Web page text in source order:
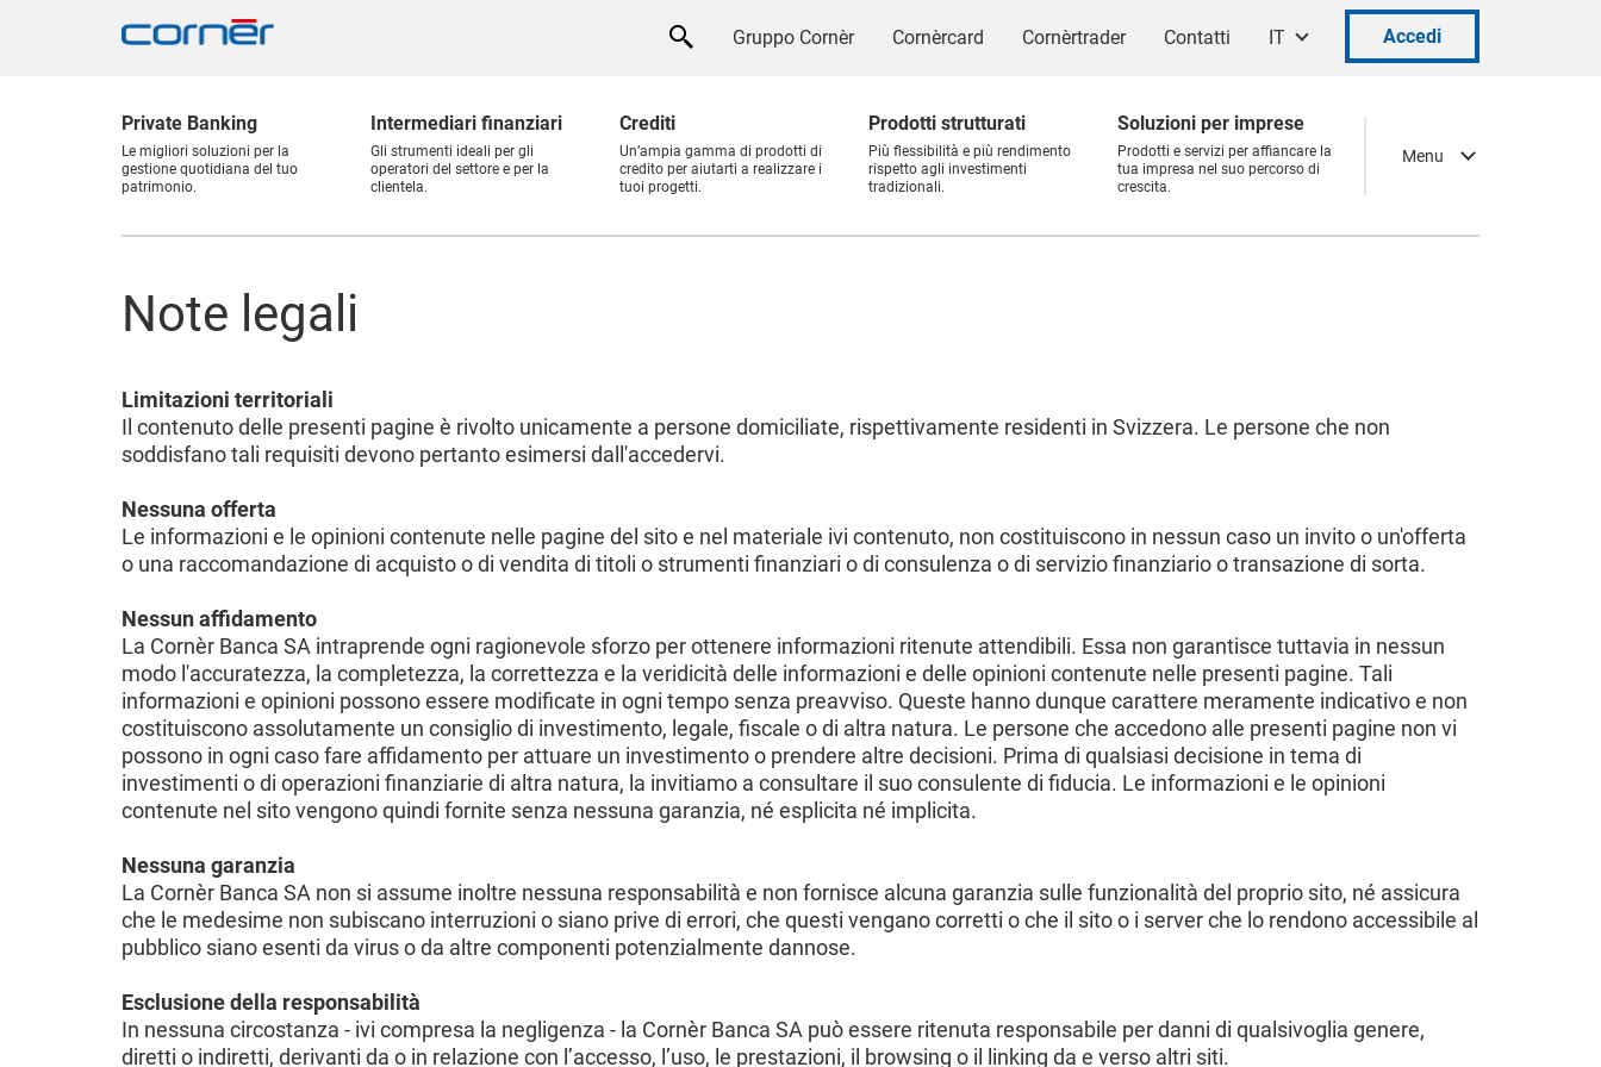
Gruppo Cornèr Cornèrcard Cornèrtrader Contatti IT Accedi
Menu
Private Banking
Le migliori soluzioni per la
gestione quotidiana del tuo
patrimonio.
Intermediari finanziari
Gli strumenti ideali per gli
operatori del settore e per la
clientela.
Crediti
Un’ampia gamma di prodotti di
credito per aiutarti a realizzare i
tuoi progetti.
Prodotti strutturati
Più flessibilità e più rendimento
rispetto agli investimenti
tradizionali.
Soluzioni per imprese
Prodotti e servizi per affiancare la
tua impresa nel suo percorso di
crescita.
Note legali
Limitazioni territoriali
Il contenuto delle presenti pagine è rivolto unicamente a persone domiciliate, rispettivamente residenti in Svizzera. Le persone che non
soddisfano tali requisiti devono pertanto esimersi dall'accedervi.
Nessuna offerta
Le informazioni e le opinioni contenute nelle pagine del sito e nel materiale ivi contenuto, non costituiscono in nessun caso un invito o un'offerta
o una raccomandazione di acquisto o di vendita di titoli o strumenti finanziari o di consulenza o di servizio finanziario o transazione di sorta.
Nessun affidamento
La Cornèr Banca SA intraprende ogni ragionevole sforzo per ottenere informazioni ritenute attendibili. Essa non garantisce tuttavia in nessun
modo l'accuratezza, la completezza, la correttezza e la veridicità delle informazioni e delle opinioni contenute nelle presenti pagine. Tali
informazioni e opinioni possono essere modificate in ogni tempo senza preavviso. Queste hanno dunque carattere meramente indicativo e non
costituiscono assolutamente un consiglio di investimento, legale, fiscale o di altra natura. Le persone che accedono alle presenti pagine non vi
possono in ogni caso fare affidamento per attuare un investimento o prendere altre decisioni. Prima di qualsiasi decisione in tema di
investimenti o di operazioni finanziarie di altra natura, la invitiamo a consultare il suo consulente di fiducia. Le informazioni e le opinioni
contenute nel sito vengono quindi fornite senza nessuna garanzia, né esplicita né implicita.
Nessuna garanzia
La Cornèr Banca SA non si assume inoltre nessuna responsabilità e non fornisce alcuna garanzia sulle funzionalità del proprio sito, né assicura
che le medesime non subiscano interruzioni o siano prive di errori, che questi vengano corretti o che il sito o i server che lo rendono accessibile al
pubblico siano esenti da virus o da altre componenti potenzialmente dannose.
Esclusione della responsabilità
In nessuna circostanza - ivi compresa la negligenza - la Cornèr Banca SA può essere ritenuta responsabile per danni di qualsivoglia genere,
diretti o indiretti, derivanti da o in relazione con l’accesso, l’uso, le prestazioni, il browsing o il linking da e verso altri siti.